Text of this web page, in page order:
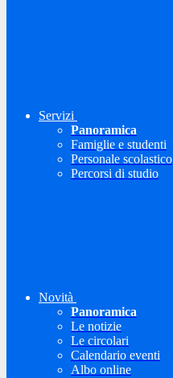
Servizi
Panoramica
Famiglie e studenti
Personale scolastico
Percorsi di studio
Novità
Panoramica
Le notizie
Le circolari
Calendario eventi
Albo online